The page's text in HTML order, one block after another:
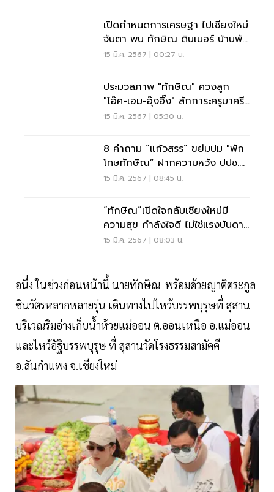
เปิดกำหนดการเศรษฐา ไปเชียงใหม่
จับตา พบ ทักษิณ ดินเนอร์ บ้านพัก
กรีนวัลเล่ย์
15 มี.ค. 2567 | 00:27 น.
ประมวลภาพ "ทักษิณ" ควงลูก
"โอ๊ค-เอม-อุ๊งอิ๊ง" สักการะครูบาศรี
วิชัย
15 มี.ค. 2567 | 05:30 น.
8 คำถาม “แก้วสรร” ขย่มปม "พัก
โทษทักษิณ” ฝากความหวัง ปปช.
ฟันโกงคุก
15 มี.ค. 2567 | 08:45 น.
“ทักษิณ”เปิดใจกลับเชียงใหม่มี
ความสุข กำลังใจดี ไม่ใช่แรงบันดาล
ใจ
15 มี.ค. 2567 | 08:03 น.
อนึ่ง ในช่วงก่อนหน้านี้ นายทักษิณ พร้อมด้วยญาติตระกูล
ชินวัตรหลากหลายรุ่น เดินทางไปไหว้บรรพบุรุษที่ สุสาน
บริเวณริมอ่างเก็บน้ำห้วยแม่ออน ต.ออนเหนือ อ.แม่ออน
และไหว้อัฐิบรรพบุรุษ ที่ สุสานวัดโรงธรรมสามัคคี
อ.สันกำแพง จ.เชียงใหม่